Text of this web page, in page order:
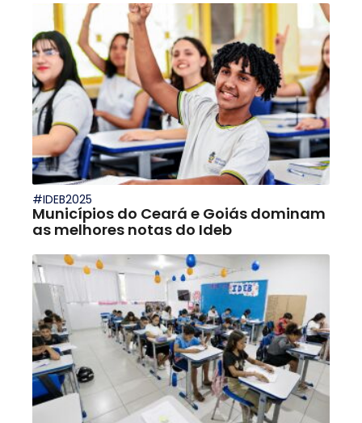
#IDEB2025
Municípios do Ceará e Goiás dominam
as melhores notas do Ideb